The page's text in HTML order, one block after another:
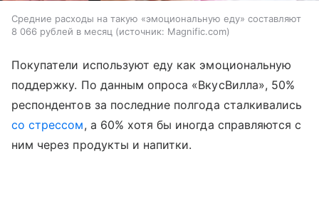
Средние расходы на такую «эмоциональную еду» составляют
8 066 рублей в месяц
источник: Magnific.com
Покупатели используют еду как эмоциональную
поддержку. По данным опроса «ВкусВилла», 50%
респондентов за последние полгода сталкивались
со стрессом, а 60% хотя бы иногда справляются с
ним через продукты и напитки.